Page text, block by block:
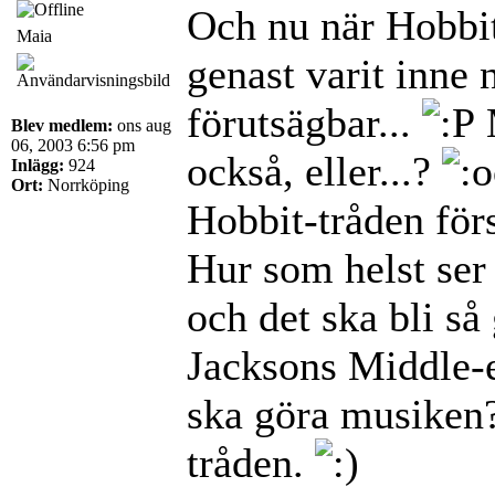
Maia
Blev medlem: ons aug
06, 2003 6:56 pm
Inlägg: 924
Ort: Norrköping
Och nu när
genast varit inne
förutsägbar...
också, eller...?
Hobbit-tråden
Hur som helst
och det ska bli
Jacksons
ska göra
tråden.